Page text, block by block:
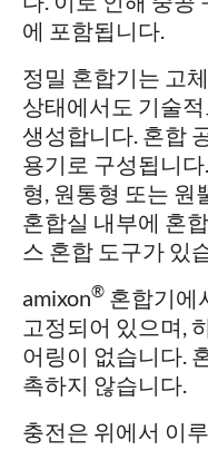
에 포함됩니다.
정밀 혼합기는 고
상태에서도 기술
생성합니다. 혼합
용기로 구성됩니
형, 원통형 또는 원
혼합실 내부에 혼
스 혼합 도구가 있
amixon® 혼합기에
고정되어 있으며,
어링이 없습니다.
촉하지 않습니다.
충전은 위에서 이